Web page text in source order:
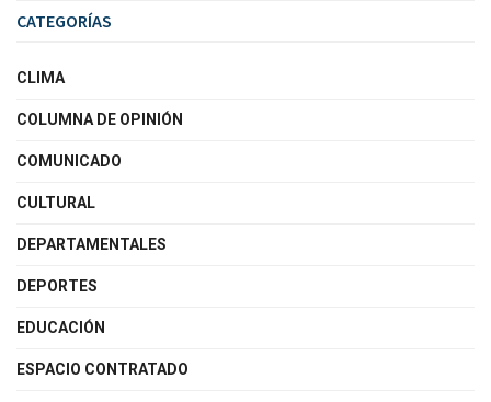
CATEGORÍAS
CLIMA
COLUMNA DE OPINIÓN
COMUNICADO
CULTURAL
DEPARTAMENTALES
DEPORTES
EDUCACIÓN
ESPACIO CONTRATADO